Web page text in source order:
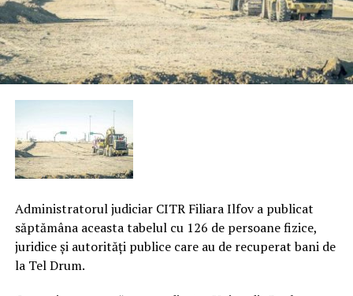
Administratorul judiciar CITR Filiara Ilfov a publicat
săptămâna aceasta tabelul cu 126 de persoane fizice,
juridice şi autorităţi publice care au de recuperat bani de
la Tel Drum.